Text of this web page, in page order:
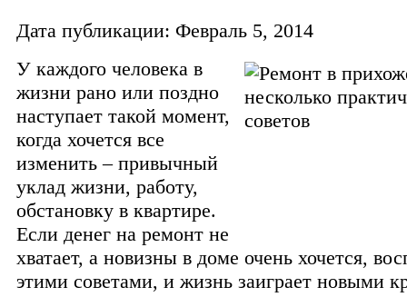
Дата публикации: Февраль 5, 2014
У каждого человека в
жизни рано или поздно
наступает такой момент,
когда хочется все
изменить – привычный
уклад жизни, работу,
обстановку в квартире.
Если денег на ремонт не
хватает, а новизны в доме очень хочется,
этими советами, и жизнь заиграет новыми